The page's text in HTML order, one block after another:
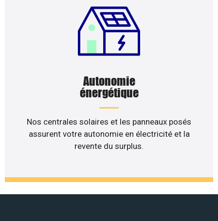
Autonomie
énergétique
Nos centrales solaires et les panneaux posés
assurent votre autonomie en électricité et la
revente du surplus.